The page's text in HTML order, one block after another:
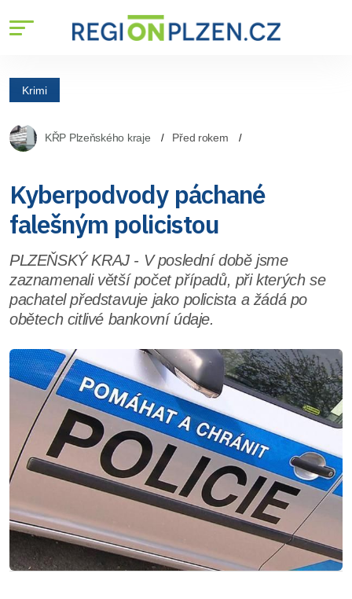
Krimi
KŘP Plzeňského kraje Před rokem
Kyberpodvody páchané
falešným policistou
PLZEŇSKÝ KRAJ - V poslední době jsme
zaznamenali větší počet případů, při kterých se
pachatel představuje jako policista a žádá po
obětech citlivé bankovní údaje.